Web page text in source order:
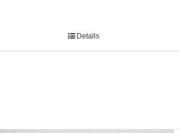
Detalls